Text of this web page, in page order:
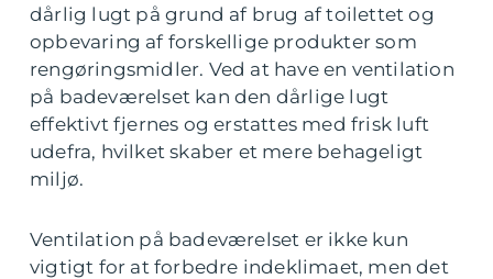
dårlig lugt på grund af brug af toilettet og
opbevaring af forskellige produkter som
rengøringsmidler. Ved at have en ventilation
på badeværelset kan den dårlige lugt
effektivt fjernes og erstattes med frisk luft
udefra, hvilket skaber et mere behageligt
miljø.
Ventilation på badeværelset er ikke kun
vigtigt for at forbedre indeklimaet, men det